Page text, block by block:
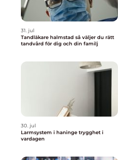
31. jul
Tandläkare halmstad så väljer du rätt
tandvård för dig och din familj
30. jul
Larmsystem i haninge trygghet i
vardagen